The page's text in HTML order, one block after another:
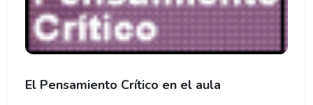
El Pensamiento Crítico en el aula